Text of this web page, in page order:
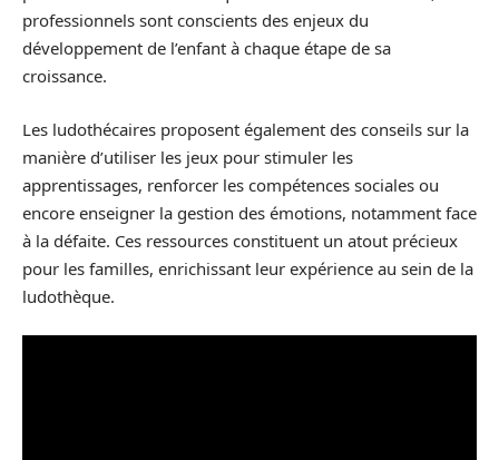
professionnels sont conscients des enjeux du
développement de l’enfant à chaque étape de sa
croissance.
Les ludothécaires proposent également des conseils sur la
manière d’utiliser les jeux pour stimuler les
apprentissages, renforcer les compétences sociales ou
encore enseigner la gestion des émotions, notamment face
à la défaite. Ces ressources constituent un atout précieux
pour les familles, enrichissant leur expérience au sein de la
ludothèque.